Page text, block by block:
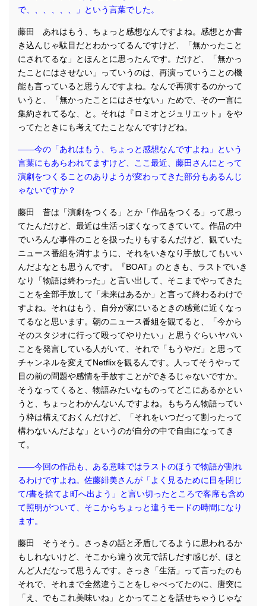
で、、、、、、」という言葉でした。
藤田 あれはもう、ちょっと感想なんですよね。感想とか書
き込んじゃ駄目だとわかってるんですけど、「無かったこと
にされてるな」とほんとに思ったんです。だけど、「無かっ
たことにはさせない」っていうのは、再演っていうことの機
能も言っていると思うんですよね。なんで再演するのかって
いうと、「無かったことにはさせない」ためで、その一言に
集約されてるな、と。それは『ロミオとジュリエット』をや
ってたときにも考えてたことなんですけどね。
――今の「あれはもう、ちょっと感想なんですよね」という
言葉にもあらわれてますけど、ここ最近、藤田さんにとって
演劇をつくることのありようが変わってきた部分もあるんじ
ゃないですか？
藤田 昔は「演劇をつくる」とか「作品をつくる」って思っ
てたんだけど、最近は生活っぽくなってきていて。作品の中
でいろんな事件のことを扱ったりもするんだけど、観ていた
ニュース番組を消すように、それをいきなり手放してもいい
んだよなとも思うんです。『BOAT』のときも、ラストでいき
なり「物語は終わった」と言い出して、そこまでやってきた
ことを全部手放して「未来はあるか」と言って終わるわけで
すよね。それはもう、自分が家にいるときの感覚に近くなっ
てるなと思います。朝のニュース番組を観てると、「今から
そのスタジオに行って殴ってやりたい」と思うぐらいヤバい
ことを発言している人がいて、それで「もうやだ」と思って
チャンネルを変えてNetflixを観るんです。人ってそうやって
目の前の問題や感情を手放すことができるじゃないですか。
そうなってくると、物語みたいなものってどこにあるかとい
うと、ちょっとわかんないんですよね。もちろん物語ってい
う枠は構えておくんだけど、「それをいつだって割ったって
構わないんだよな」というのが自分の中で自由になってき
て。
――今回の作品も、ある意味ではラストのほうで物語が割れ
るわけですよね。佐藤緋美さんが「よく見るために目を閉じ
て/書を捨てよ町へ出よう」と言い切ったところで客席も含め
て照明がついて、そこからちょっと違うモードの時間になり
ます。
藤田 そうそう。さっきの話と矛盾してるように思われるか
もしれないけど、そこから違う次元で話しだす感じが、ほと
んど人だなって思うんです。さっき「生活」って言ったのも
それで、それまで全然違うことをしゃべってたのに、唐突に
「え、でもこれ美味いね」とかってことを話せちゃうじゃな